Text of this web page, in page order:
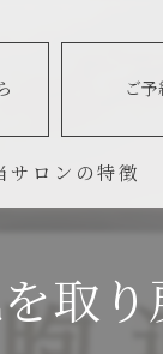
ご予
サロンの特徴
取り